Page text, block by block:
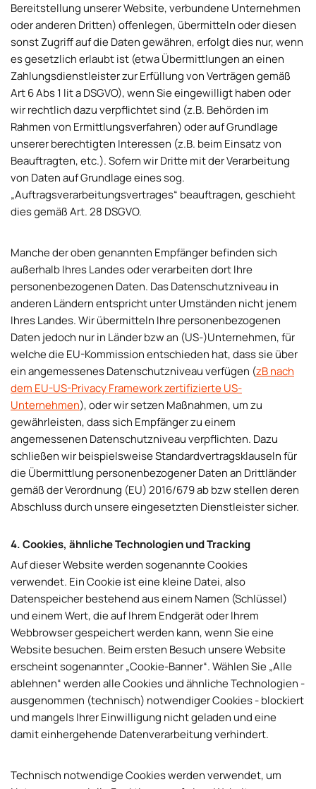
Bereitstellung unserer Website, verbundene Unternehmen
oder anderen Dritten) offenlegen, übermitteln oder diesen
sonst Zugriff auf die Daten gewähren, erfolgt dies nur, wenn
es gesetzlich erlaubt ist (etwa Übermittlungen an einen
Zahlungsdienstleister zur Erfüllung von Verträgen gemäß
Art 6 Abs 1 lit a DSGVO), wenn Sie eingewilligt haben oder
wir rechtlich dazu verpflichtet sind (z.B. Behörden im
Rahmen von Ermittlungsverfahren) oder auf Grundlage
unserer berechtigten Interessen (z.B. beim Einsatz von
Beauftragten, etc.). Sofern wir Dritte mit der Verarbeitung
von Daten auf Grundlage eines sog.
„Auftragsverarbeitungsvertrages“ beauftragen, geschieht
dies gemäß Art. 28 DSGVO.
Manche der oben genannten Empfänger befinden sich
außerhalb Ihres Landes oder verarbeiten dort Ihre
personenbezogenen Daten. Das Datenschutzniveau in
anderen Ländern entspricht unter Umständen nicht jenem
Ihres Landes. Wir übermitteln Ihre personenbezogenen
Daten jedoch nur in Länder bzw an (US-)Unternehmen, für
welche die EU-Kommission entschieden hat, dass sie über
ein angemessenes Datenschutzniveau verfügen (zB nach
dem EU-US-Privacy Framework zertifizierte US-
Unternehmen), oder wir setzen Maßnahmen, um zu
gewährleisten, dass sich Empfänger zu einem
angemessenen Datenschutzniveau verpflichten. Dazu
schließen wir beispielsweise Standardvertragsklauseln für
die Übermittlung personenbezogener Daten an Drittländer
gemäß der Verordnung (EU) 2016/679 ab bzw stellen deren
Abschluss durch unsere eingesetzten Dienstleister sicher.
4. Cookies, ähnliche Technologien und Tracking
Auf dieser Website werden sogenannte Cookies
verwendet. Ein Cookie ist eine kleine Datei, also
Datenspeicher bestehend aus einem Namen (Schlüssel)
und einem Wert, die auf Ihrem Endgerät oder Ihrem
Webbrowser gespeichert werden kann, wenn Sie eine
Website besuchen. Beim ersten Besuch unsere Website
erscheint sogenannter „Cookie-Banner“. Wählen Sie „Alle
ablehnen“ werden alle Cookies und ähnliche Technologien -
ausgenommen (technisch) notwendiger Cookies - blockiert
und mangels Ihrer Einwilligung nicht geladen und eine
damit einhergehende Datenverarbeitung verhindert.
Technisch notwendige Cookies werden verwendet, um